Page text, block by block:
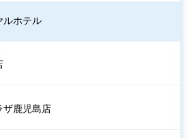
ルホテル
ザ鹿児島店